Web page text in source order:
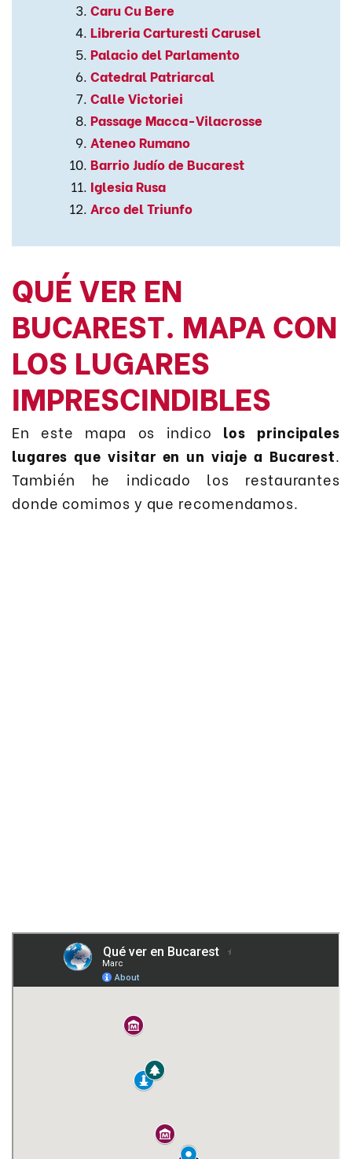
Caru Cu Bere
Libreria Carturesti Carusel
Palacio del Parlamento
Catedral Patriarcal
Calle Victoriei
Passage Macca-Vilacrosse
Ateneo Rumano
Barrio Judío de Bucarest
Iglesia Rusa
Arco del Triunfo
QUÉ VER EN
BUCAREST. MAPA CON
LOS LUGARES
IMPRESCINDIBLES
En este mapa os indico los principales
lugares que visitar en un viaje a Bucarest.
También he indicado los restaurantes
donde comimos y que recomendamos.